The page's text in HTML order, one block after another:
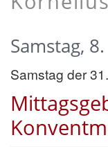
Samstag,
Samstag der